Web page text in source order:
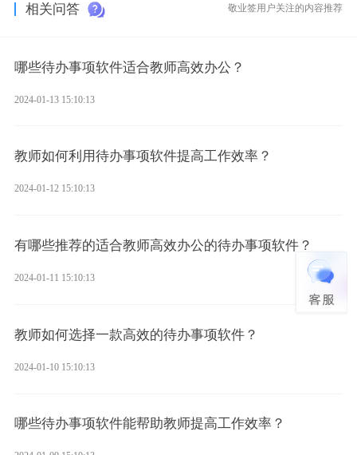
相关问答 敬业签用户关注的内容推荐
哪些待办事项软件适合教师高效办公？
2024-01-13 15:10:13
教师如何利用待办事项软件提高工作效率？
2024-01-12 15:10:13
有哪些推荐的适合教师高效办公的待办事项软件？
2024-01-11 15:10:13
教师如何选择一款高效的待办事项软件？
2024-01-10 15:10:13
哪些待办事项软件能帮助教师提高工作效率？